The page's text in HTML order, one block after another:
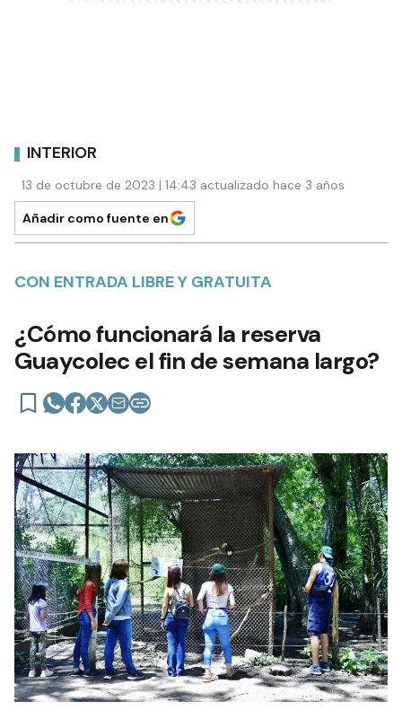
INTERIOR
13 de octubre de 2023 | 14:43 actualizado hace 3 años
Añadir como fuente en
CON ENTRADA LIBRE Y GRATUITA
¿Cómo funcionará la reserva
Guaycolec el fin de semana largo?